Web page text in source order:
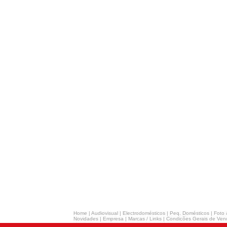
Home | Audiovisual | Electrodomésticos | Peq. Domésticos | Foto
Novidades | Empresa | Marcas / Links | Condicões Gerais de